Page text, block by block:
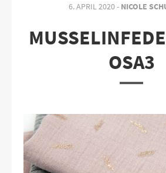
6. APRIL 2020 - NICOLE
OSA3